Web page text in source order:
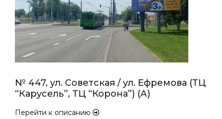
№ 447, ул. Советская / ул. Ефремова (ТЦ
“Карусель”, ТЦ “Корона”) (А)
Перейти к описанию